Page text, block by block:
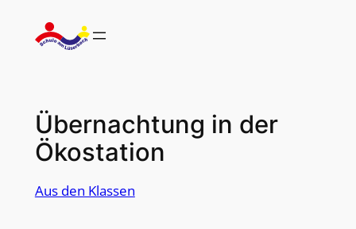
Inhalt
springen
Übernachtung in der
Ökostation
Aus den Klassen